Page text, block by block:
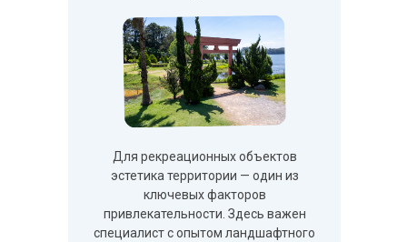
Для рекреационных объектов
эстетика территории — один из
ключевых факторов
привлекательности. Здесь важен
специалист с опытом ландшафтного